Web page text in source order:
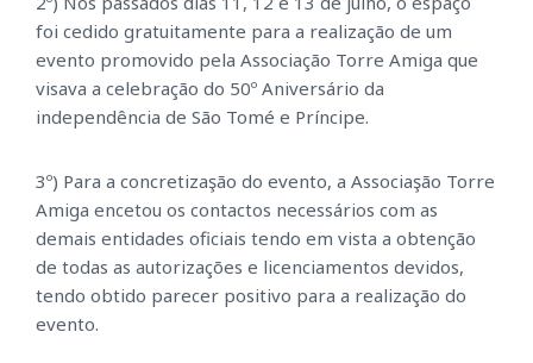
foi cedido gratuitamente para a realização de um
evento promovido pela Associação Torre Amiga que
visava a celebração do 50º Aniversário da
independência de São Tomé e Príncipe.
3º) Para a concretizaşão do evento, a Associaşão Torre
Amiga encetou os contactos necessários com as
demais entidades oficiais tendo em vista a obtenção
de todas as autorizações e licenciamentos devidos,
tendo obtido parecer positivo para a realização do
evento.